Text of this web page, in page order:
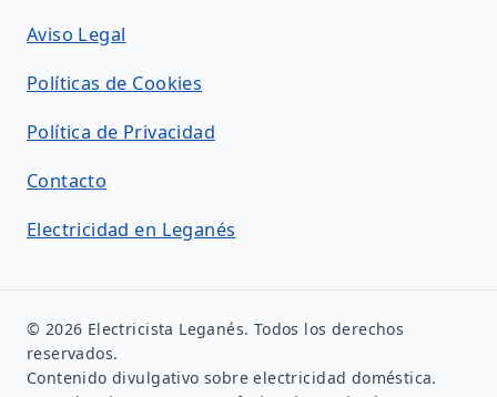
Aviso Legal
Políticas de Cookies
Política de Privacidad
Contacto
Electricidad en Leganés
© 2026 Electricista Leganés. Todos los derechos
reservados.
Contenido divulgativo sobre electricidad doméstica.